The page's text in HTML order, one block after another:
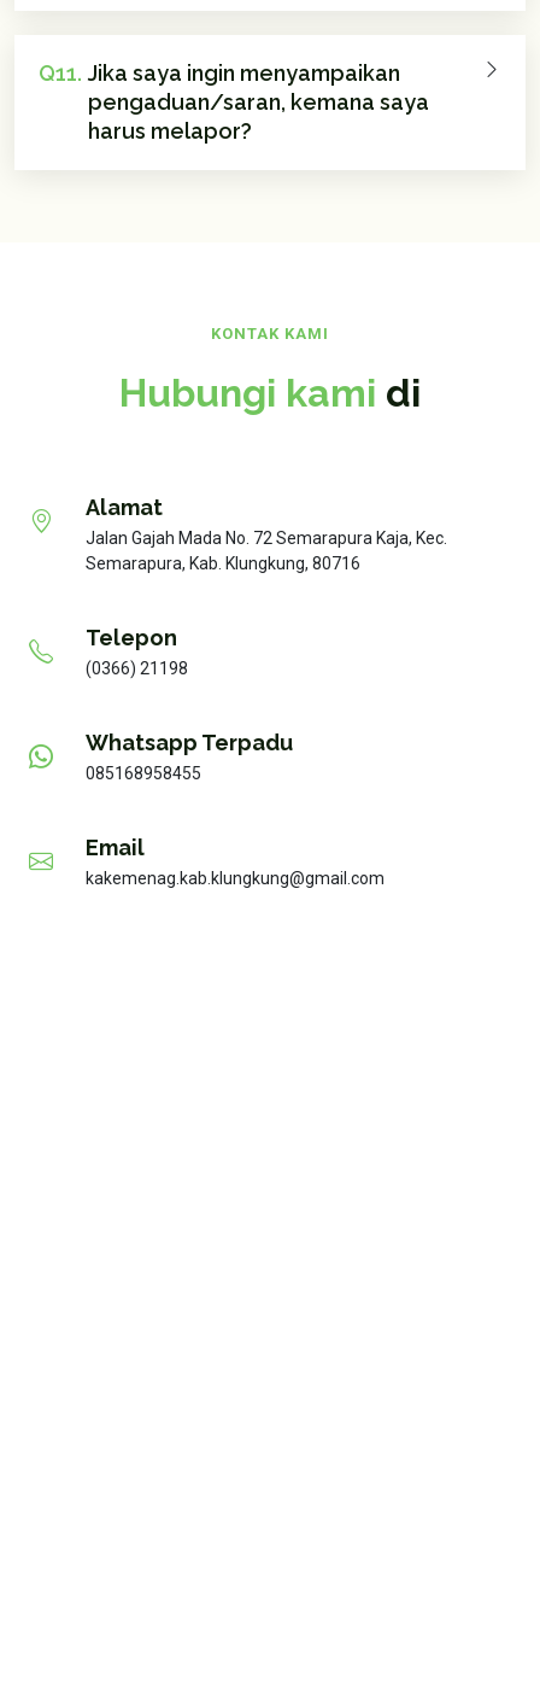
Q11. Jika saya ingin menyampaikan
pengaduan/saran, kemana saya
harus melapor?
KONTAK KAMI
Hubungi kami di
Alamat
Jalan Gajah Mada No. 72 Semarapura Kaja, Kec.
Semarapura, Kab. Klungkung, 80716
Telepon
(0366) 21198
Whatsapp Terpadu
085168958455
Email
kakemenag.kab.klungkung@gmail.com